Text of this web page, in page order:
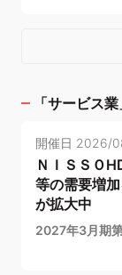
「サービス業
開催日 2026/
ＮＩＳＳＯ
等の需要増
が拡大中
2027年3月期